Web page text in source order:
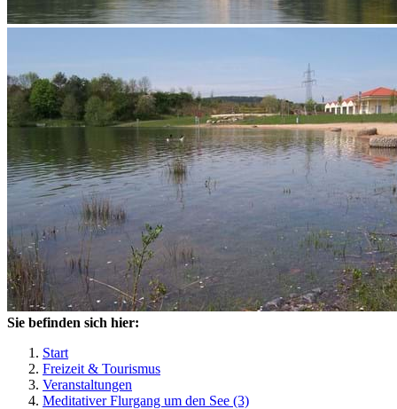
Sie befinden sich hier:
Start
Freizeit & Tourismus
Veranstaltungen
Meditativer Flurgang um den See (3)